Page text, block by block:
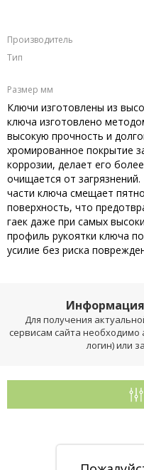
Производитель
Тип
Размер мм
Ключи изготовлены из
ключа изготовлено
высокую прочность и
хромированное покрытие
коррозии, делает его
очищается от
части ключа смещает
поверхность, что
гаек даже при самых
профиль рукоятки ключа
усилие без риска
Для получения
сервисам сайта необходимо
логин) или